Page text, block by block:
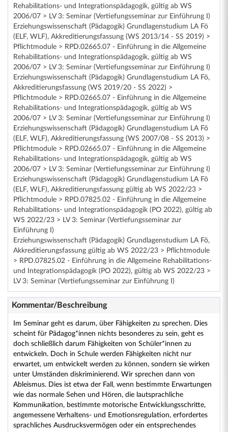
Rehabilitations- und Integrationspädagogik, gültig ab WS
2006/07 > LV 3: Seminar (Vertiefungsseminar zur Einführung I)
Erziehungswissenschaft (Pädagogik) Grundlagenstudium LA Fö
(ELF, WLF), Akkreditierungsfassung (WS 2013/14 - SS 2019) >
Pflichtmodule > RPD.02665.07 - Einführung in die Allgemeine
Rehabilitations- und Integrationspädagogik, gültig ab WS
2006/07 > LV 3: Seminar (Vertiefungsseminar zur Einführung I)
Erziehungswissenschaft (Pädagogik) Grundlagenstudium LA Fö,
Akkreditierungsfassung (WS 2019/20 - SS 2022) >
Pflichtmodule > RPD.02665.07 - Einführung in die Allgemeine
Rehabilitations- und Integrationspädagogik, gültig ab WS
2006/07 > LV 3: Seminar (Vertiefungsseminar zur Einführung I)
Erziehungswissenschaft (Pädagogik) Grundlagenstudium LA Fö
(ELF, WLF), Akkreditierungsfassung (WS 2007/08 - SS 2013) >
Pflichtmodule > RPD.02665.07 - Einführung in die Allgemeine
Rehabilitations- und Integrationspädagogik, gültig ab WS
2006/07 > LV 3: Seminar (Vertiefungsseminar zur Einführung I)
Erziehungswissenschaft (Pädagogik) Grundlagenstudium LA Fö
(ELF, WLF), Akkreditierungsfassung gültig ab WS 2022/23 >
Pflichtmodule > RPD.07825.02 - Einführung in die Allgemeine
Rehabilitations- und Integrationspädagogik (PO 2022), gültig ab
WS 2022/23 > LV 3: Seminar (Vertiefungsseminar zur
Einführung I)
Erziehungswissenschaft (Pädagogik) Grundlagenstudium LA Fö,
Akkreditierungsfassung gültig ab WS 2022/23 > Pflichtmodule
> RPD.07825.02 - Einführung in die Allgemeine Rehabilitations-
und Integrationspädagogik (PO 2022), gültig ab WS 2022/23 >
LV 3: Seminar (Vertiefungsseminar zur Einführung I)
Kommentar/Beschreibung
Im Seminar geht es darum, über Fähigkeiten zu sprechen. Dies
scheint für Pädagog*innen nichts besonderes zu sein, geht es
doch schließlich darum Fähigkeiten von Schüler*innen zu
entwickeln. Doch in Schule werden Fähigkeiten nicht nur
erwartet, um entwickelt werden zu können, sondern sie wirken
unter Umständen diskriminierend. Wir sprechen dann von
Ableismus. Dies ist etwa der Fall, wenn bestimmte Erwartungen
wie das normale Sehen und Hören, die lautsprachliche
Kommunikation, bestimmte motorische Entwicklungsschritte,
angemessene Verhaltens- und Emotionsregulation, erfordertes
sprachliches Ausdrucksvermögen oder ein entsprechendes